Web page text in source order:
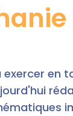
exercer en